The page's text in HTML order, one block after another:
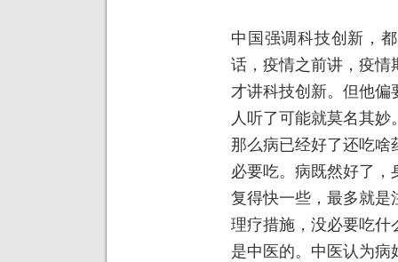
中国强调科技创新，
话，疫情之前讲，疫情
才讲科技创新。但他偏
人听了可能就莫名其
那么病已经好了还吃啥
必要吃。病既然好了
复得快一些，最多就是
理疗措施，没必要吃什
是中医的。中医认为